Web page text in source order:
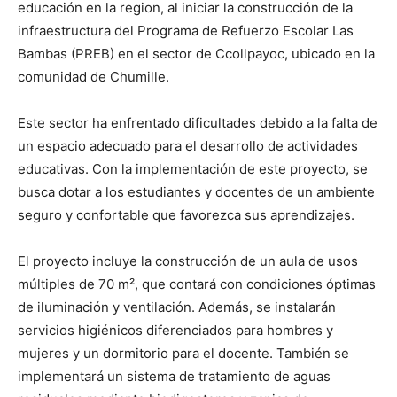
educación en la region, al iniciar la construcción de la
infraestructura del Programa de Refuerzo Escolar Las
Bambas (PREB) en el sector de Ccollpayoc, ubicado en la
comunidad de Chumille.
Este sector ha enfrentado dificultades debido a la falta de
un espacio adecuado para el desarrollo de actividades
educativas. Con la implementación de este proyecto, se
busca dotar a los estudiantes y docentes de un ambiente
seguro y confortable que favorezca sus aprendizajes.
El proyecto incluye la construcción de un aula de usos
múltiples de 70 m², que contará con condiciones óptimas
de iluminación y ventilación. Además, se instalarán
servicios higiénicos diferenciados para hombres y
mujeres y un dormitorio para el docente. También se
implementará un sistema de tratamiento de aguas